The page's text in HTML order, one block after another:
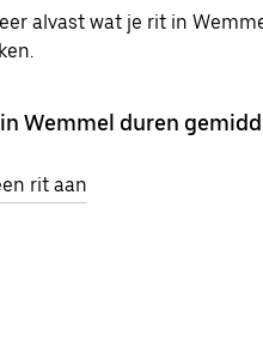
alvast wat je rit in
Wemmel duren
rit aan